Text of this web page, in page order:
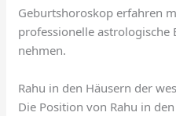
Geburtshoroskop erfahren
professionelle astrologische
nehmen.
Rahu in den Häusern der
Die Position von Rahu in